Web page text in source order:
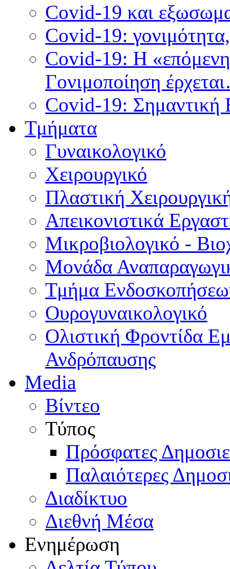
Covid-19 και
Covid-19:
Covid-19: Η
Γονιμοποίηση
Covid-19: Σημαντική
Τμήματα
Γυναικολογικό
Χειρουργικό
Πλαστική
Απεικονιστικά
Μικροβιολογικό -
Μονάδα
Τμήμα
Ουρογυναικολογικό
Ολιστική Φροντίδα
Ανδρόπαυσης
Media
Βίντεο
Τύπος
Πρόσφατες
Παλαιότερες
Διαδίκτυο
Διεθνή Μέσα
Ενημέρωση